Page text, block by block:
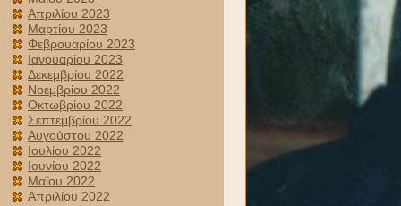
Απριλίου 2023
Μαρτίου 2023
Φεβρουαρίου 2023
Ιανουαρίου 2023
Δεκεμβρίου 2022
Νοεμβρίου 2022
Οκτωβρίου 2022
Σεπτεμβρίου 2022
Αυγούστου 2022
Ιουλίου 2022
Ιουνίου 2022
Μαΐου 2022
Απριλίου 2022